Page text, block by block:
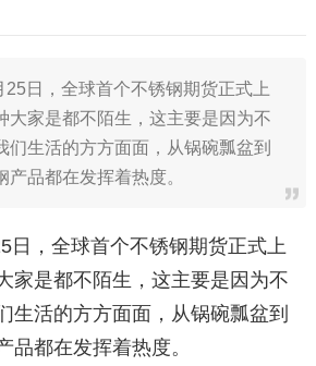
日，全球首个不锈钢期货正式上
大家是都不陌生，这主要是因为不
们生活的方方面面，从锅碗瓢盆到
品都在发挥着热度。
，全球首个不锈钢期货正式上
家是都不陌生，这主要是因为不
生活的方方面面，从锅碗瓢盆到
品都在发挥着热度。